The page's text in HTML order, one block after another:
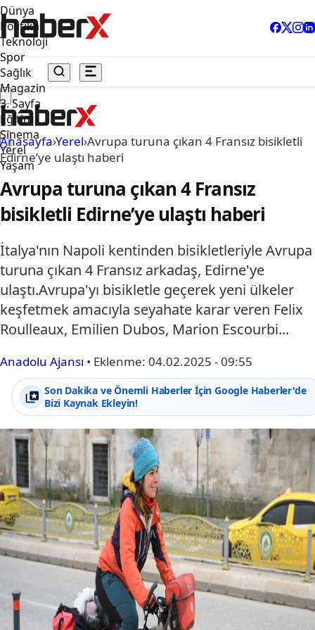
Dünya
Politika
Teknoloji
Spor
Sağlık
Magazin
3. Sayfa
Eğitim
Sinema
Yerel
Yaşam
Anasayfa›Yerel›Avrupa turuna çıkan 4 Fransız bisikletli
Edirne’ye ulaştı haberi
Avrupa turuna çıkan 4 Fransız
bisikletli Edirne’ye ulaştı haberi
İtalya'nın Napoli kentinden bisikletleriyle Avrupa
turuna çıkan 4 Fransız arkadaş, Edirne'ye
ulaştı.Avrupa'yı bisikletle geçerek yeni ülkeler
keşfetmek amacıyla seyahate karar veren Felix
Roulleaux, Emilien Dubos, Marion Escourbi...
Anadolu Ajansı • Eklenme: 04.02.2025 - 09:55
Son Dakika ve Önemli Haberler İçin Google Haberler'de
Bizi Kaynak Ekleyin!